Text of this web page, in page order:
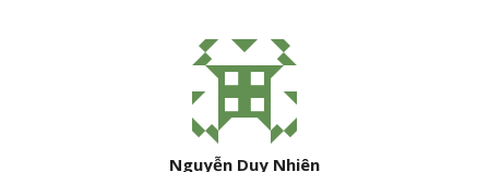
Nguyễn Duy Nhiên